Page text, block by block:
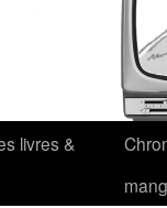
livres &